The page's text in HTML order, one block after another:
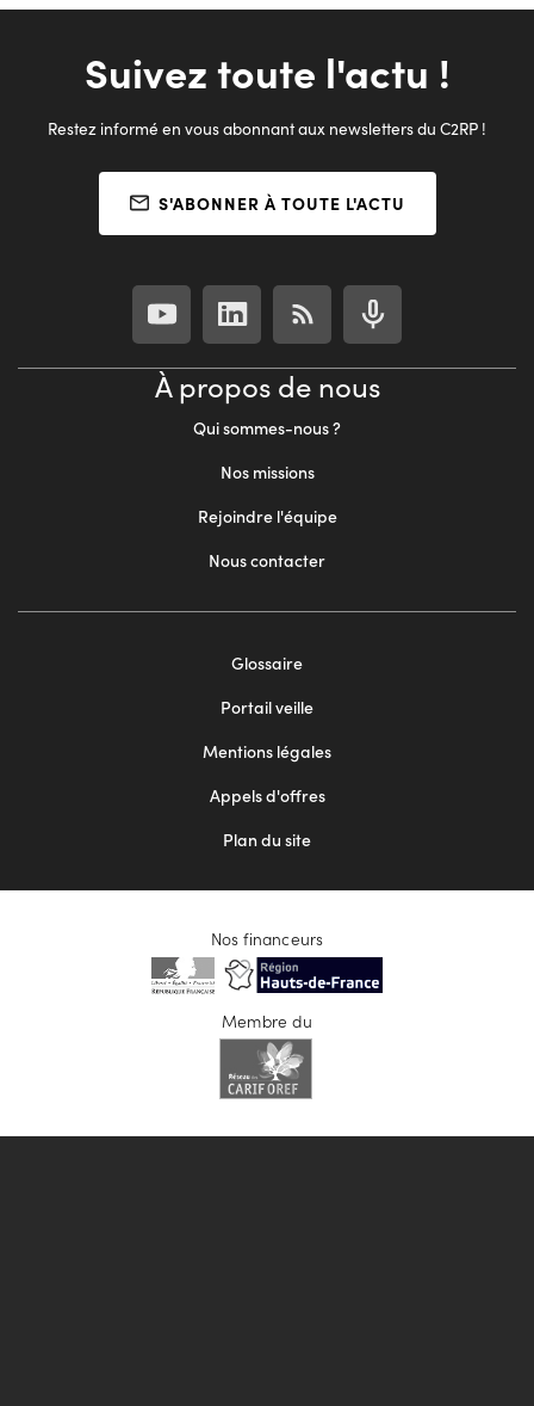
Suivez toute l'actu !
Restez informé en vous abonnant aux newsletters du C2RP !
S'ABONNER À TOUTE L'ACTU
À propos de nous
Qui sommes-nous ?
Nos missions
Rejoindre l'équipe
Nous contacter
Glossaire
Portail veille
Mentions légales
Appels d'offres
Plan du site
Nos financeurs
Membre du